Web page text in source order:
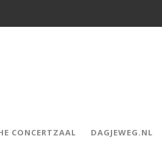
CONCERTZAAL DAGJEWEG.NL